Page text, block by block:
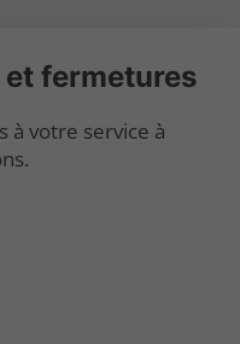
fermetures
à votre service à